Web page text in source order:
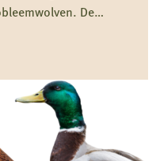
De
mens en wolf te